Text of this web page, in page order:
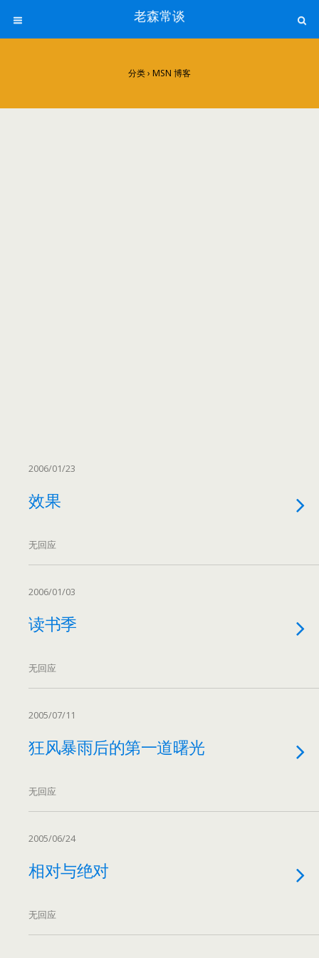
老森常谈
分类 › MSN 博客
2006/01/23
效果
无回应
2006/01/03
读书季
无回应
2005/07/11
狂风暴雨后的第一道曙光
无回应
2005/06/24
相对与绝对
无回应